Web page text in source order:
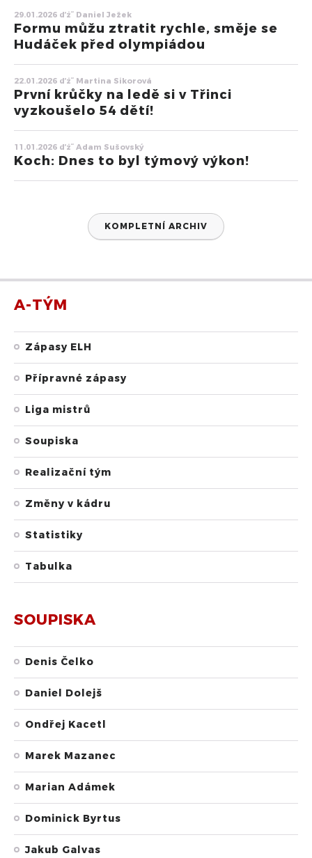
29.01.2026 ďż˝ Daniel Ježek
Formu můžu ztratit rychle, směje se
Hudáček před olympiádou
22.01.2026 ďż˝ Martina Sikorová
První krůčky na ledě si v Třinci
vyzkoušelo 54 dětí!
11.01.2026 ďż˝ Adam Sušovský
Koch: Dnes to byl týmový výkon!
KOMPLETNÍ ARCHIV
A-TÝM
Zápasy ELH
Přípravné zápasy
Liga mistrů
Soupiska
Realizační tým
Změny v kádru
Statistiky
Tabulka
SOUPISKA
Denis Čelko
Daniel Dolejš
Ondřej Kacetl
Marek Mazanec
Marian Adámek
Dominick Byrtus
Jakub Galvas